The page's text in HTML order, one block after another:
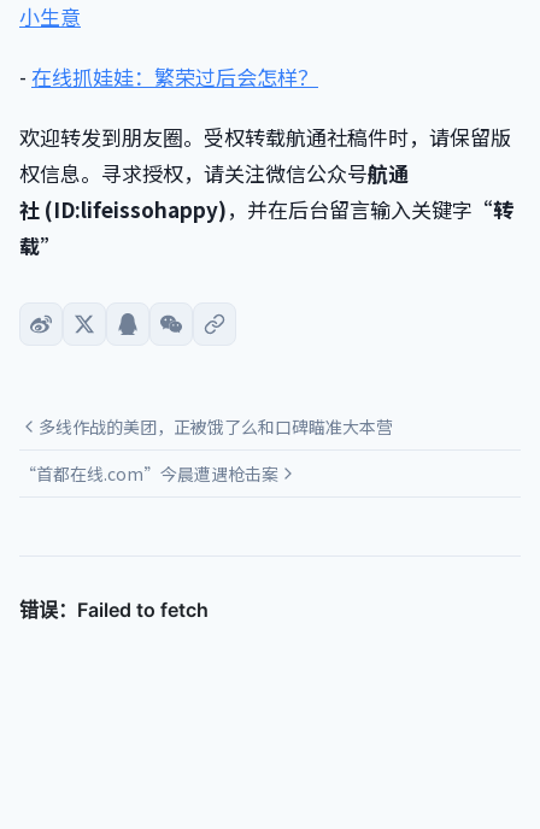
小生意
- 在线抓娃娃：繁荣过后会怎样？
欢迎转发到朋友圈。受权转载航通社稿件时，请保留版
权信息。寻求授权，请关注微信公众号航通
社 (ID:lifeissohappy)，并在后台留言输入关键字 “转
载”
多线作战的美团，正被饿了么和口碑瞄准大本营
“首都在线.com”今晨遭遇枪击案